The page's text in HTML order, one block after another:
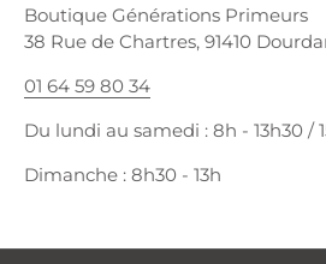
Boutique Générations Primeurs
38 Rue de Chartres, 91410
01 64 59 80 34
Du lundi au samedi : 8h - 13h30 /
Dimanche : 8h30 - 13h